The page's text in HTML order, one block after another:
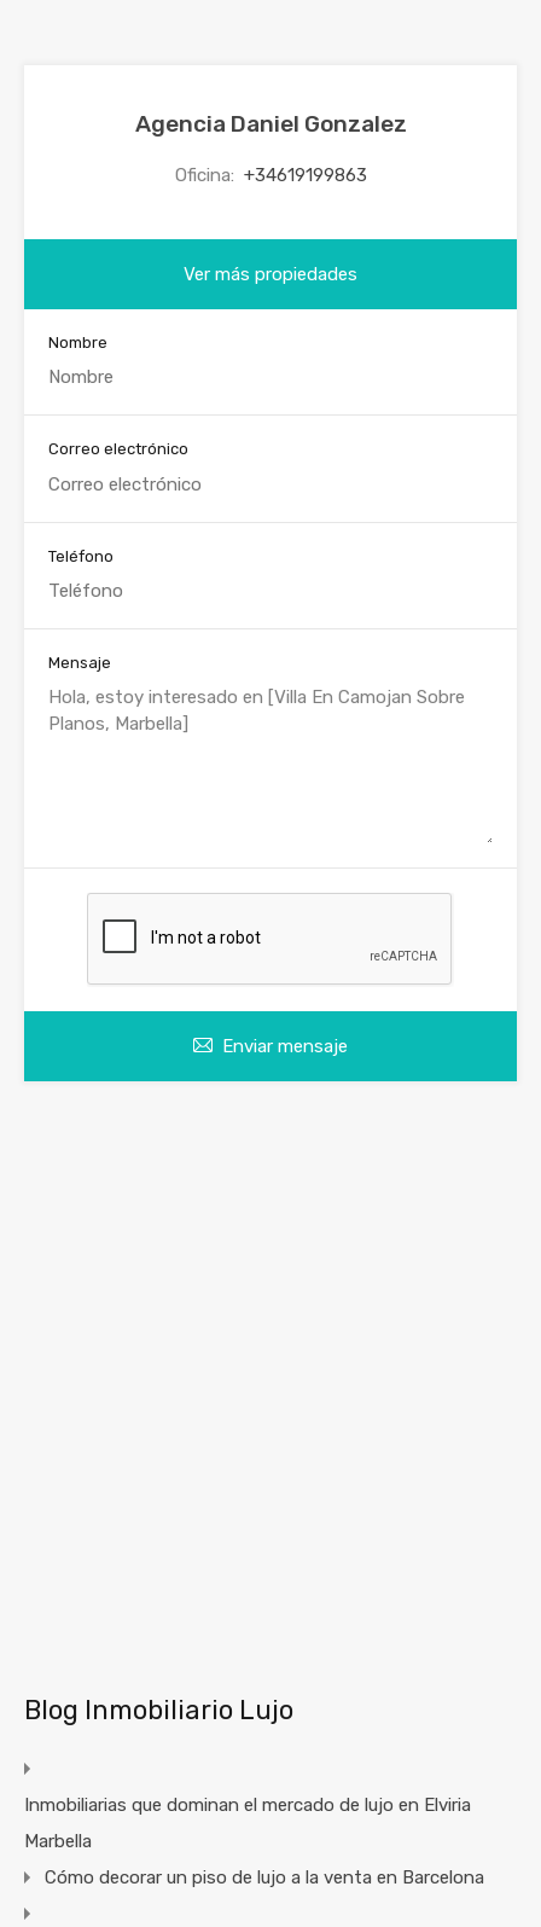
Agencia Daniel Gonzalez
Oficina: +34619199863
Ver más propiedades
Nombre
Correo electrónico
Teléfono
Mensaje
Enviar mensaje
Blog Inmobiliario Lujo
Inmobiliarias que dominan el mercado de lujo en Elviria
Marbella
Cómo decorar un piso de lujo a la venta en Barcelona